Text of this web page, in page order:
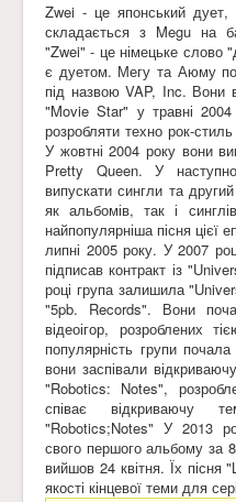
Zwei - це японський
складається з Megu на
"Zwei" - це німецьке слово
є дуетом. Мегу та Аюму
під назвою VAP, Inc. Вони
"Movie Star" у травні
розробляти техно рок-
У жовтні 2004 року вони
Pretty Queen. У
випускати сингли та
як альбомів, так і
найпопулярніша пісня
липні 2005 року. У 2007
підписав контракт із
році група залишила
"5pb. Records". Вони
відеоігор, розроблених
популярність групи
вони заспівали
"Robotics: Notes",
співає відкриваючу
"Robotics;Notes" У 2013
свого першого альбому за
вийшов 24 квітня. Їх
якості кінцевої теми для